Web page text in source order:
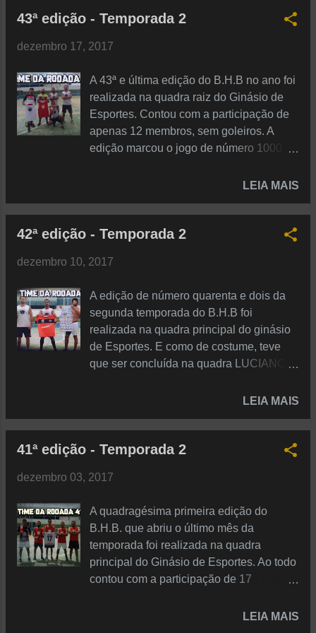
(1x Time do Mês) 130 - Menzão (1x Time
do Mês) Pontuação dos membros que
nen...
pts: 01 (00/01) - Ícaro 040 pts: 030 pts:
Douglas SCOUTS 📈 100 pts: 09 .55 -
(3 edições) 080 pts: 08 .30 - Thailan (2
edições) 070 pts: 07 .80 - Rony (2
edições) 060 pts: 07 .45 - Adson (3
edições) 050 pts: 06 .55 - Douglas (2
edições) 040 pts: 03 .35 - Ícaro (1 edição)
DA RODADA 🥇 (Maior pontuador +5 /
Artilheiro +5) 05 pts: Adson (1/0) 05 pts:
Wilhe 205 pts: Thailan 190 ...
43ª edição - Temporada 2
dezembro 17, 2017
A 43ª e última edição do B.H.B no ano foi
realizada na quadra raiz do Ginásio de
Esportes. Contou com a participação de
apenas 12 membros, sem goleiros. A
edição marcou o jogo de número 1000 do
segunda temporada. Sob um forte calor,
fase que contou com os TIMES 2 e 3
como protagonistas. Juntos, ambos
título, já que o TIME 1 sequer pontuou.
sofridos em cinco jogos. O Time 1, no
entanto, viria a ser determinante na
conquista da TR por parte do Time 3,
visto que foram embora antes do término
do baba e assim deu a vitória de 3x0 por
o Time de Thailan e companhia, que
acabaram indo com a vantagem do
Se a primeira fase foi disputada de
maneira pouco animada por parte dos
emoções que não tiveram nos jogos
anteriores. Apimentada ...
LEIA MAIS
42ª edição - Temporada 2
dezembro 10, 2017
A edição de número quarenta e dois da
segunda temporada do B.H.B foi
realizada na quadra principal do ginásio
de Esportes. E como de costume, teve
que ser concluída na quadra LUCIANO
marcados e 8 assistências em 12 jogos.
decisão o Time 1, que após ter feito uma
grande primeira fase acabaram ficando
PAGOU GERAL e saiu puto de quadra
fazia uma primeira fase invicta até a
última rodada, quando perdeu para o
mesmo Time 3 que viria a enfrentar na
final. Com DIEGO abrindo open bar de
gols (7 gols válidos pelo seu próprio time
parecia certa contra um Time 3 que só
LEIA MAIS
41ª edição - Temporada 2
dezembro 03, 2017
A quadragésima primeira edição do
B.H.B. que abriu o último mês da
temporada foi realizada na quadra
principal do Ginásio de Esportes. Ao todo
contou com a participação de 17
convidados; Cézar goleiro e Bruno, ex-
LEIA MAIS